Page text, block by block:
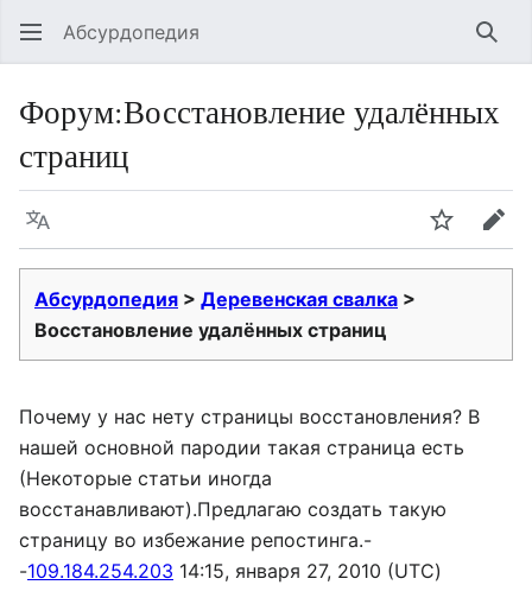
Абсурдопедия
Форум:Восстановление удалённых
страниц
Язык
Абсурдопедия > Деревенская свалка >
Восстановление удалённых страниц
Почему у нас нету страницы восстановления? В
нашей основной пародии такая страница есть
(Некоторые статьи иногда
восстанавливают).Предлагаю создать такую
страницу во избежание репостинга.-
-109.184.254.203 14:15, января 27, 2010 (UTC)